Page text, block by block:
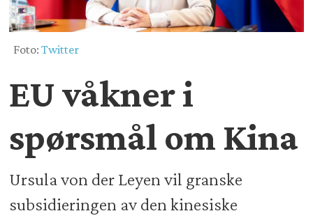
Foto: Twitter
EU våkner i
spørsmål om Kina
Ursula von der Leyen vil granske
subsidieringen av den kinesiske